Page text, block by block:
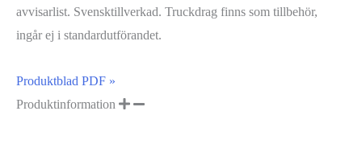
avvisarlist. Svensktillverkad. Truckdrag finns som tillbehör,
ingår ej i standardutförandet.
Produktblad PDF »
Produktinformation